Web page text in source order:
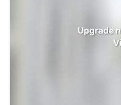
Upgrade